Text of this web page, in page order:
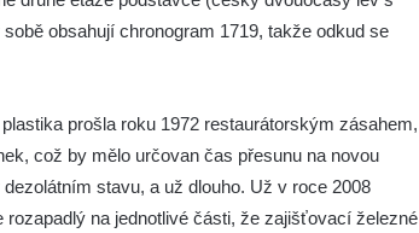
obsahují chronogram 1719, takže odkud se
prošla roku 1972 restaurátorským zásahem,
což by mělo určovan čas přesunu na novou
stavu, a už dlouho. Už v roce 2008
rozapadlý na jednotlivé části, že zajišťovací železné